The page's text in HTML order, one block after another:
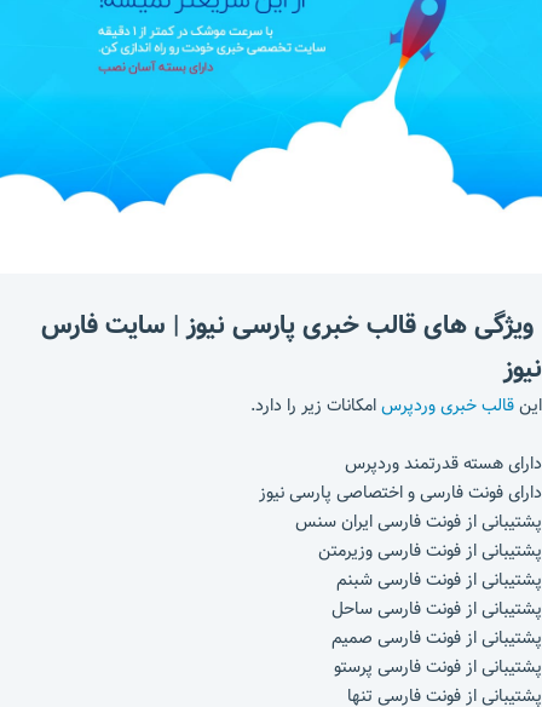
ویژگی های قالب خبری پارسی نیوز | سایت فارس
نیوز
اینقالب خبری وردپرسامکانات زیر را دارد.
دارای هسته قدرتمند وردپرس
دارای فونت فارسی و اختصاصی پارسی نیوز
پشتیبانی از فونت فارسی ایران سنس
پشتیبانی از فونت فارسی وزیرمتن
پشتیبانی از فونت فارسی شبنم
پشتیبانی از فونت فارسی ساحل
پشتیبانی از فونت فارسی صمیم
پشتیبانی از فونت فارسی پرستو
پشتیبانی از فونت فارسی تنها